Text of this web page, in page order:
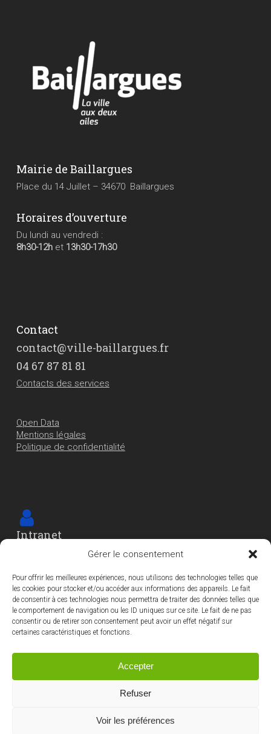
Gérer le consentement
Pour offrir les meilleures expériences, nous utilisons des technologies telles que
les cookies pour stocker et/ou accéder aux informations des appareils. Le fait
de consentir à ces technologies nous permettra de traiter des données telles que
le comportement de navigation ou les ID uniques sur ce site. Le fait de ne pas
consentir ou de retirer son consentement peut avoir un effet négatif sur
certaines caractéristiques et fonctions.
Accepter
Refuser
Voir les préférences
Mairie de Baillargues
Place du 14 Juillet – 34670 Baillargues
Horaires d’ouverture
Du lundi au vendredi :
8h30-12het 13h30-17h30
Contact
contact@ville-baillargues.fr
04 67 87 81 81
Contacts des services
Open Data
Mentions légales
Politique de confidentialité
Intranet
Cet espace est réservé
des 31 communes